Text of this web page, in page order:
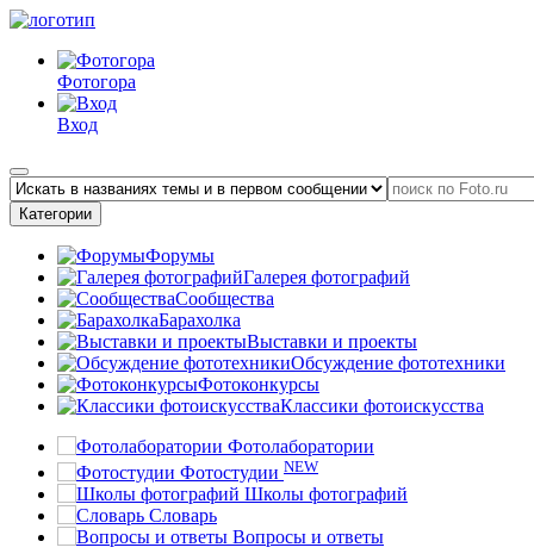
Фотогора
Вход
Категории
Форумы
Галерея фотографий
Сообщества
Барахолка
Выставки и проекты
Обсуждение фототехники
Фотоконкурсы
Классики фотоискусства
Фотолаборатории
Фотостудии NEW
Школы фотографий
Словарь
Вопросы и ответы